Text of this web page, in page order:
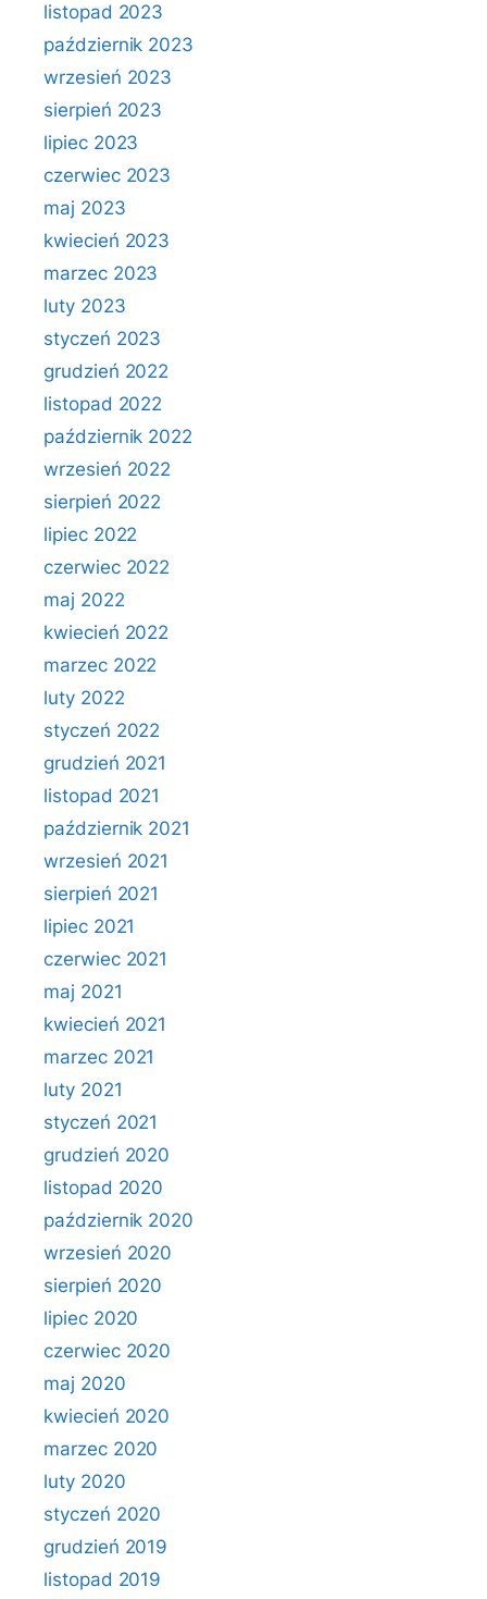
listopad 2023
październik 2023
wrzesień 2023
sierpień 2023
lipiec 2023
czerwiec 2023
maj 2023
kwiecień 2023
marzec 2023
luty 2023
styczeń 2023
grudzień 2022
listopad 2022
październik 2022
wrzesień 2022
sierpień 2022
lipiec 2022
czerwiec 2022
maj 2022
kwiecień 2022
marzec 2022
luty 2022
styczeń 2022
grudzień 2021
listopad 2021
październik 2021
wrzesień 2021
sierpień 2021
lipiec 2021
czerwiec 2021
maj 2021
kwiecień 2021
marzec 2021
luty 2021
styczeń 2021
grudzień 2020
listopad 2020
październik 2020
wrzesień 2020
sierpień 2020
lipiec 2020
czerwiec 2020
maj 2020
kwiecień 2020
marzec 2020
luty 2020
styczeń 2020
grudzień 2019
listopad 2019